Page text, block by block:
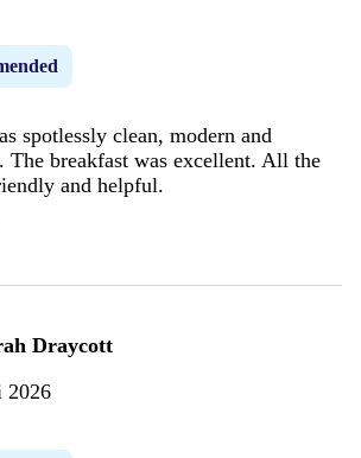
spotlessly clean, modern and
The breakfast was excellent. All the
and helpful.
Draycott
2026